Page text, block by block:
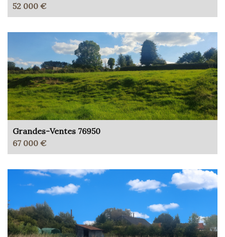
52 000 €
Grandes-Ventes 76950
67 000 €